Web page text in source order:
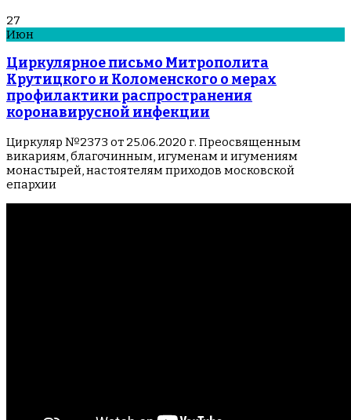
27
Июн
Циркулярное письмо Митрополита
Крутицкого и Коломенского о мерах
профилактики распространения
коронавирусной инфекции
Циркуляр №2373 от 25.06.2020 г. Преосвященным
викариям, благочинным, игуменам и игумениям
монастырей, настоятелям приходов московской
епархии